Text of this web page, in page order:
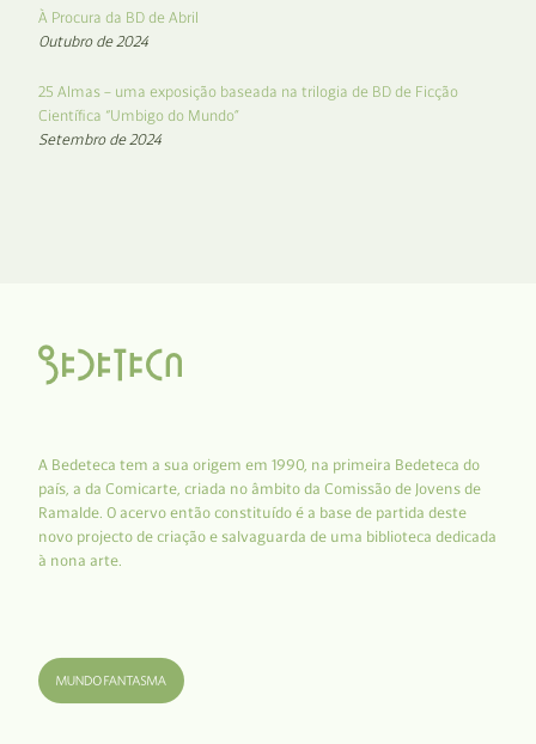
À Procura da BD de Abril
Outubro de 2024
25 Almas – uma exposição baseada na trilogia de BD de Ficção
Científica “Umbigo do Mundo”
Setembro de 2024
A Bedeteca tem a sua origem em 1990, na primeira Bedeteca do
país, a da Comicarte, criada no âmbito da Comissão de Jovens de
Ramalde. O acervo então constituído é a base de partida deste
novo projecto de criação e salvaguarda de uma biblioteca dedicada
à nona arte.